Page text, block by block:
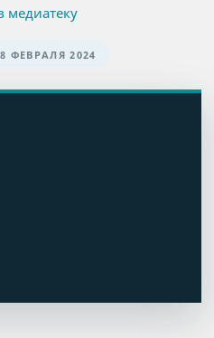
медиатеку
ФЕВРАЛЯ 2024